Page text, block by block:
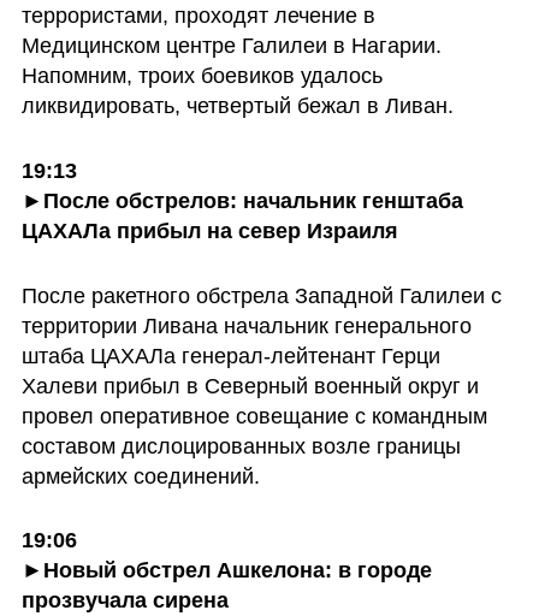
террористами, проходят лечение в
Медицинском центре Галилеи в Нагарии.
Напомним, троих боевиков удалось
ликвидировать, четвертый бежал в Ливан.
19:13
►После обстрелов: начальник генштаба
ЦАХАЛа прибыл на север Израиля
После ракетного обстрела Западной Галилеи с
территории Ливана начальник генерального
штаба ЦАХАЛа генерал-лейтенант Герци
Халеви прибыл в Северный военный округ и
провел оперативное совещание с командным
составом дислоцированных возле границы
армейских соединений.
19:06
►Новый обстрел Ашкелона: в городе
прозвучала сирена